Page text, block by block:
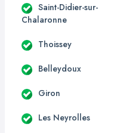
Saint-Didier-sur-
Chalaronne
Thoissey
Belleydoux
Giron
Les Neyrolles